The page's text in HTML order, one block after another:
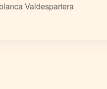
Valdespartera